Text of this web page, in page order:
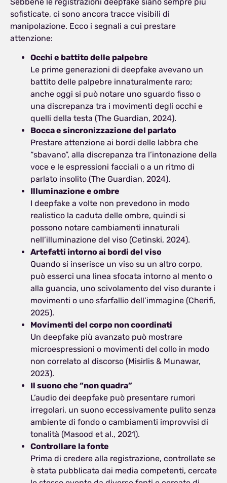
sofisticate, ci sono ancora tracce visibili di
manipolazione. Ecco i segnali a cui prestare
attenzione:
Occhi e battito delle palpebre
Le prime generazioni di deepfake avevano un
battito delle palpebre innaturalmente raro;
anche oggi si può notare uno sguardo fisso o
una discrepanza tra i movimenti degli occhi e
quelli della testa (The Guardian, 2024).
Bocca e sincronizzazione del parlato
Prestare attenzione ai bordi delle labbra che
“sbavano”, alla discrepanza tra l’intonazione della
voce e le espressioni facciali o a un ritmo di
parlato insolito (The Guardian, 2024).
Illuminazione e ombre
I deepfake a volte non prevedono in modo
realistico la caduta delle ombre, quindi si
possono notare cambiamenti innaturali
nell’illuminazione del viso (Cetinski, 2024).
Artefatti intorno ai bordi del viso
Quando si inserisce un viso su un altro corpo,
può esserci una linea sfocata intorno al mento o
alla guancia, uno scivolamento del viso durante i
movimenti o uno sfarfallio dell’immagine (Cherifi,
2025).
Movimenti del corpo non coordinati
Un deepfake più avanzato può mostrare
microespressioni o movimenti del collo in modo
non correlato al discorso (Misirlis & Munawar,
2023).
Il suono che “non quadra”
L’audio dei deepfake può presentare rumori
irregolari, un suono eccessivamente pulito senza
ambiente di fondo o cambiamenti improvvisi di
tonalità (Masood et al., 2021).
Controllare la fonte
Prima di credere alla registrazione, controllate se
è stata pubblicata dai media competenti, cercate